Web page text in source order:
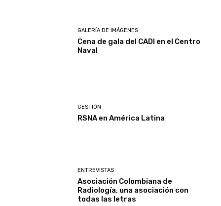
GALERÍA DE IMÁGENES
Cena de gala del CADI en el Centro
Naval
GESTIÓN
RSNA en América Latina
ENTREVISTAS
Asociación Colombiana de
Radiología, una asociación con
todas las letras